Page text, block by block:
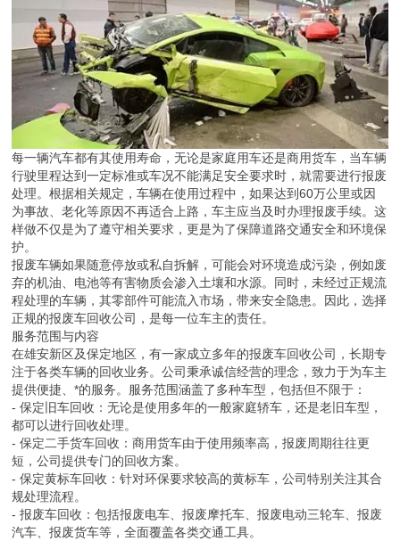
每一辆汽车都有其使用寿命，无论是家庭用车还是商用货车，当车辆
行驶里程达到一定标准或车况不能满足安全要求时，就需要进行报废
处理。根据相关规定，车辆在使用过程中，如果达到60万公里或因
为事故、老化等原因不再适合上路，车主应当及时办理报废手续。这
样做不仅是为了遵守相关要求，更是为了保障道路交通安全和环境保
护。
报废车辆如果随意停放或私自拆解，可能会对环境造成污染，例如废
弃的机油、电池等有害物质会渗入土壤和水源。同时，未经过正规流
程处理的车辆，其零部件可能流入市场，带来安全隐患。因此，选择
正规的报废车回收公司，是每一位车主的责任。
服务范围与内容
在雄安新区及保定地区，有一家成立多年的报废车回收公司，长期专
注于各类车辆的回收业务。公司秉承诚信经营的理念，致力于为车主
提供便捷、*的服务。服务范围涵盖了多种车型，包括但不限于：
- 保定旧车回收：无论是使用多年的一般家庭轿车，还是老旧车型，
都可以进行回收处理。
- 保定二手货车回收：商用货车由于使用频率高，报废周期往往更
短，公司提供专门的回收方案。
- 保定黄标车回收：针对环保要求较高的黄标车，公司特别关注其合
规处理流程。
- 报废车回收：包括报废电车、报废摩托车、报废电动三轮车、报废
汽车、报废货车等，全面覆盖各类交通工具。